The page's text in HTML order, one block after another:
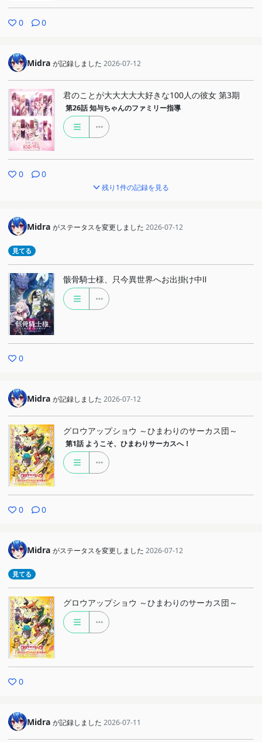
0 0
Midra が記録しました 2026-07-12
君のことが大大大大大好きな100人の彼女 第3期
第26話 知与ちゃんのファミリー指導
0 0
残り1件の記録を見る
Midra がステータスを変更しました 2026-07-12
見てる
骸骨騎士様、只今異世界へお出掛け中Ⅱ
0
Midra が記録しました 2026-07-12
グロウアップショウ ～ひまわりのサーカス団～
第1話 ようこそ、ひまわりサーカスへ！
0 0
Midra がステータスを変更しました 2026-07-12
見てる
グロウアップショウ ～ひまわりのサーカス団～
0
Midra が記録しました 2026-07-11